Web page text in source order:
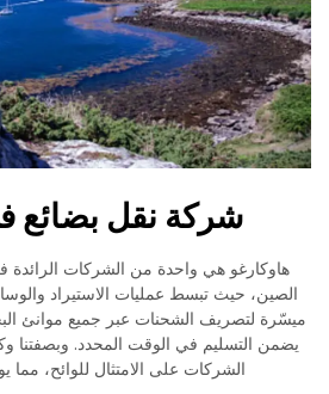
شركة نقل بضائع
هاوكارغو هي واحدة من الشركات الرائدة
الصين، حيث تبسط عمليات الاستيراد
ميسّرة لتصريف الشحنات عبر جميع موانئ
يضمن التسليم في الوقت المحدد. وبصفتنا
الشركات على الامتثال للوائح، مما